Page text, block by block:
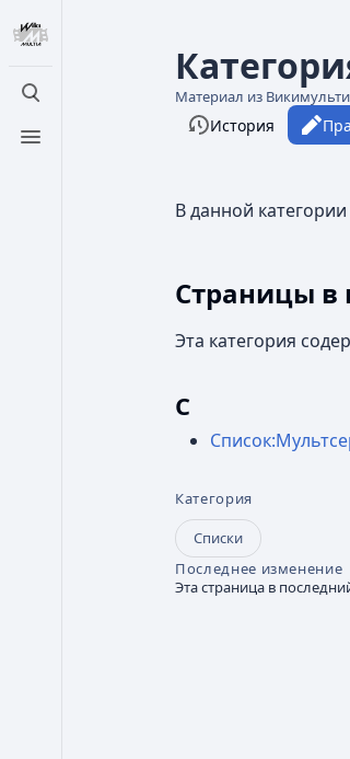
Открыть поиск
Открыть меню
Материал из
Просмотры
Читать
История
В данной
Страницы в
Эта категория
С
Категория
Списки
Последнее изменение
Эта страница в